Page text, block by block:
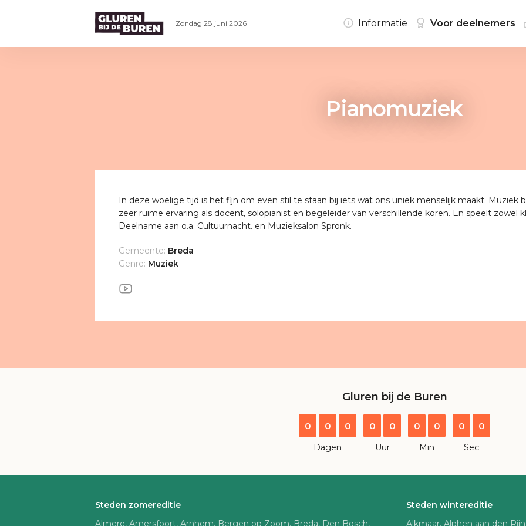
Pianomuziek
In deze woelige tijd is het fijn om even stil te staan bij iets wat ons uniek menselijk maakt. Muziek
zeer ruime ervaring als docent, solopianist en begeleider van verschillende koren. En speelt zowel
Deelname aan o.a. Cultuurnacht. en Muzieksalon Spronk.
Gemeente: Breda
Genre: Muziek
Gluren bij de Buren
0 0 0
Dagen
0 0
Uur
0 0
Min
0 0
Sec
Steden zomereditie
Almere, Amersfoort, Arnhem, Bergen op Zoom, Breda, Den Bosch,
Steden wintereditie
Alkmaar, Alphen aan den
Zondag 28 juni 2026 Informatie Voor deelnemers